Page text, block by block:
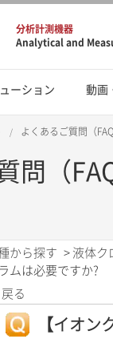
分析計測機器
Analytical and
ーション 動画
よくあるご質問（FAQ
問（
から探す > 液体ク
ムは必要ですか?
戻る
【イオン